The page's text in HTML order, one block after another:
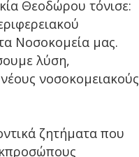
Θεοδώρου τόνισε:
Νοσοκομεία μας.
λύση,
νοσοκομειακούς
ζητήματα που